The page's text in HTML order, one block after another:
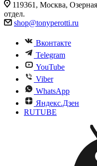
119361, Москва,
отдел.
shop@tonyperotti.ru
Вконтакте
Telegram
YouTube
Viber
WhatsApp
Яндекс.Дзен
RUTUBE